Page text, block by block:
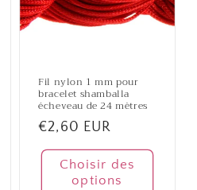
Fil nylon 1 mm pour
bracelet shamballa
écheveau de 24 mètres
Prix
habituel
€2,60 EUR
Choisir des
options